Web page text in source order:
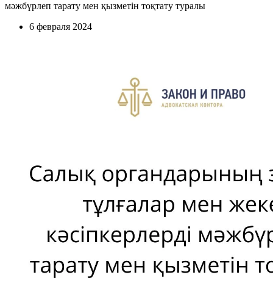
мәжбүрлеп тарату мен қызметін тоқтату туралы
6 февраля 2024